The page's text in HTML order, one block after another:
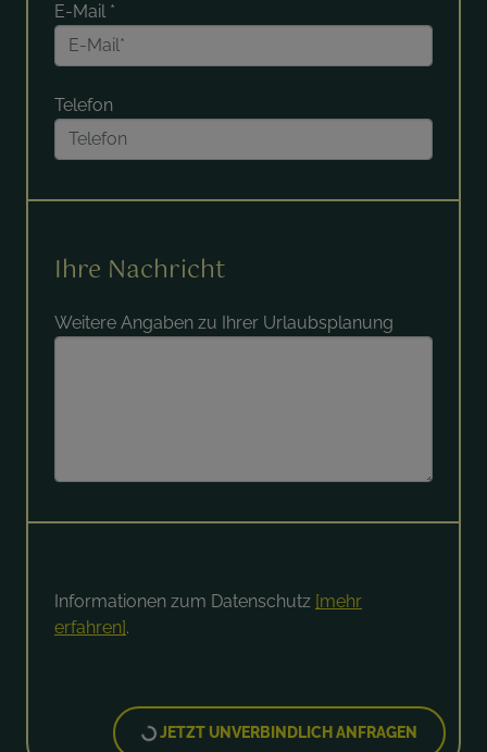
E-Mail *
Telefon
Ihre Nachricht
Weitere Angaben zu Ihrer Urlaubsplanung
Informationen zum Datenschutz [mehr
erfahren].
JETZT UNVERBINDLICH ANFRAGEN